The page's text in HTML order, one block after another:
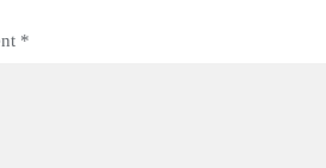
*